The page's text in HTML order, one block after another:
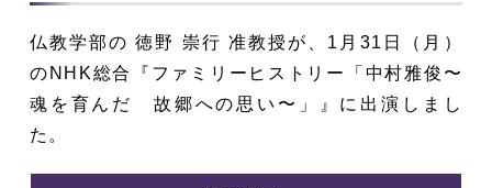
仏教学部の 徳野 崇行 准教授が、1月31日（月）
のNHK総合『ファミリーヒストリー「中村雅俊〜
魂を育んだ 故郷への思い〜」』に出演しまし
た。